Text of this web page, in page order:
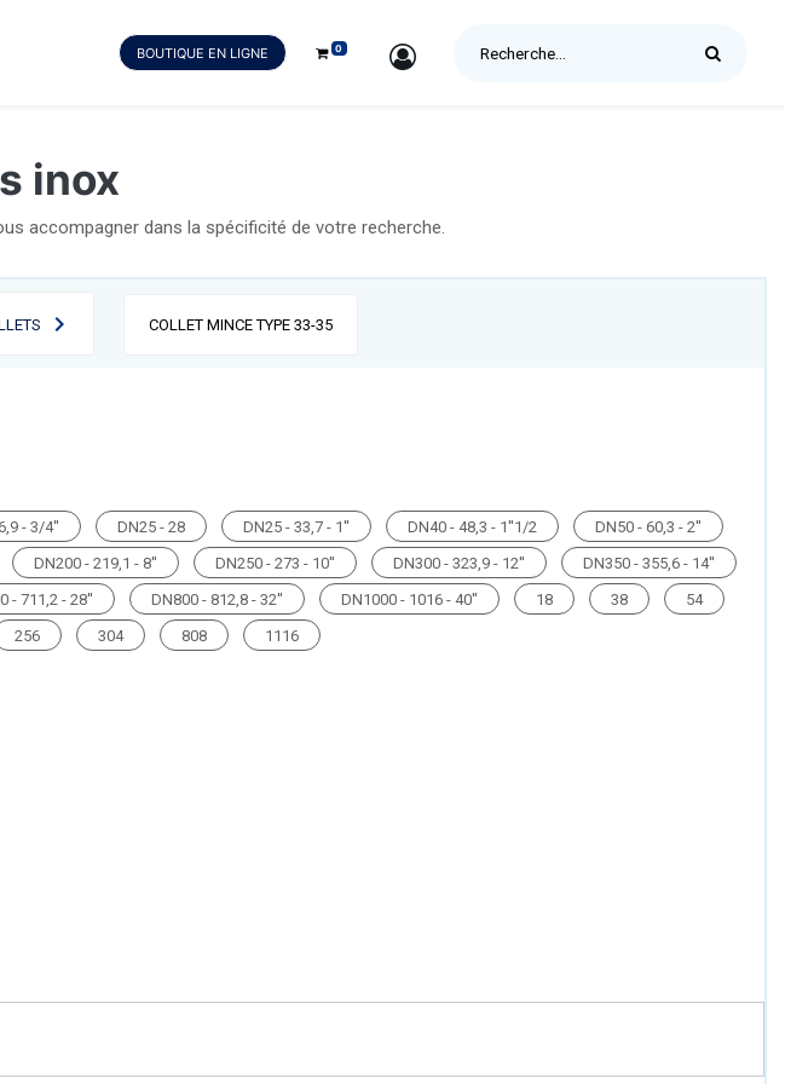
BOUTIQUE EN LIGNE 0 SIGN IN
inox
accompagner dans la spécificité de votre recherche.
COLLET MINCE TYPE 33-35
- 3/4'' DN25 - 28 DN25 - 33,7 - 1'' DN40 - 48,3 - 1''1/2
DN50 - 60,3 - 2''
DN200 - 219,1 - 8'' DN250 - 273 - 10'' DN300 - 323,9 - 12''
DN350 - 355,6 - 14''
- 711,2 - 28'' DN800 - 812,8 - 32'' DN1000 - 1016 - 40'' 18 38
54
256 304 808 1116